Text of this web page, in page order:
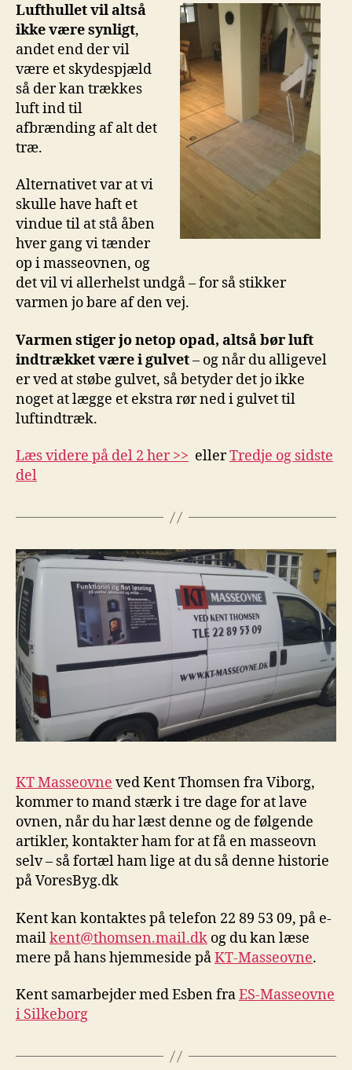
Lufthullet vil altså
ikke være synligt,
andet end der vil
være et skydespjæld
så der kan trækkes
luft ind til
afbrænding af alt det
træ.
Alternativet var at vi
skulle have haft et
vindue til at stå åben
hver gang vi tænder
op i masseovnen, og
det vil vi allerhelst undgå – for så stikker
varmen jo bare af den vej.
Varmen stiger jo netop opad, altså bør luft
indtrækket være i gulvet– og når du alligevel
er ved at støbe gulvet, så betyder det jo ikke
noget at lægge et ekstra rør ned i gulvet til
luftindtræk.
Læs videre på del 2 her >> ellerTredje og sidste
del
KT Masseovne ved Kent Thomsen fra Viborg,
kommer to mand stærk i tre dage for at lave
ovnen, når du har læst denne og de følgende
artikler, kontakter ham for at få en masseovn
selv – så fortæl ham lige at du så denne historie
på VoresByg.dk
Kent kan kontaktes på telefon 22 89 53 09, på e-
mailkent@thomsen.mail.dk og du kan læse
mere på hans hjemmeside påKT-Masseovne.
Kent samarbejder med Esben fraES-Masseovne
i Silkeborg